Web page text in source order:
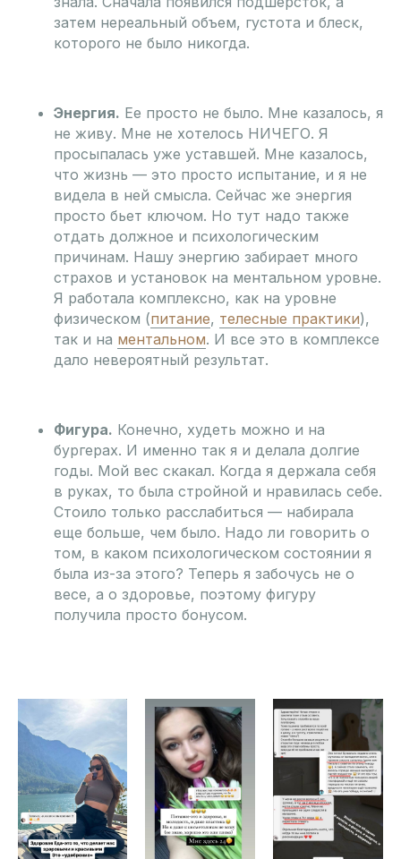
затем нереальный объем, густота и блеск,
которого не было никогда.
Энергия. Ее просто не было. Мне казалось, я
не живу. Мне не хотелось НИЧЕГО. Я
просыпалась уже уставшей. Мне казалось,
что жизнь — это просто испытание, и я не
видела в ней смысла. Сейчас же энергия
просто бьет ключом. Но тут надо также
отдать должное и психологическим
причинам. Нашу энергию забирает много
страхов и установок на ментальном уровне.
Я работала комплексно, как на уровне
физическом (питание, телесные практики),
так и на ментальном. И все это в комплексе
дало невероятный результат.
Фигура. Конечно, худеть можно и на
бургерах. И именно так я и делала долгие
годы. Мой вес скакал. Когда я держала себя
в руках, то была стройной и нравилась себе.
Стоило только расслабиться — набирала
еще больше, чем было. Надо ли говорить о
том, в каком психологическом состоянии я
была из-за этого? Теперь я забочусь не о
весе, а о здоровье, поэтому фигуру
получила просто бонусом.